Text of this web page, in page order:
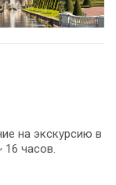
на экскурсию в
часов.